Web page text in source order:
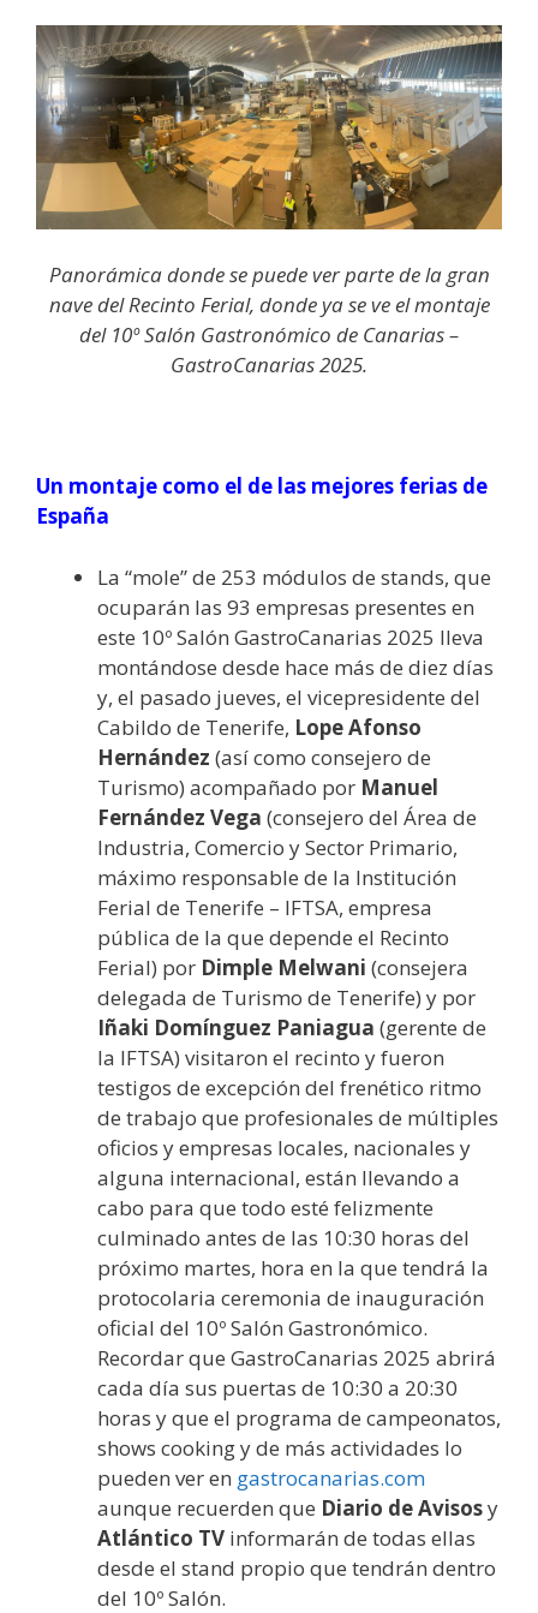
Panorámica donde se puede ver parte de la gran
nave del Recinto Ferial, donde ya se ve el montaje
del 10º Salón Gastronómico de Canarias –
GastroCanarias 2025.
Un montaje como el de las mejores ferias de
España
La “mole” de 253 módulos de stands, que
ocuparán las 93 empresas presentes en
este 10º Salón GastroCanarias 2025 lleva
montándose desde hace más de diez días
y, el pasado jueves, el vicepresidente del
Cabildo de Tenerife, Lope Afonso
Hernández (así como consejero de
Turismo) acompañado por Manuel
Fernández Vega (consejero del Área de
Industria, Comercio y Sector Primario,
máximo responsable de la Institución
Ferial de Tenerife – IFTSA, empresa
pública de la que depende el Recinto
Ferial) por Dimple Melwani (consejera
delegada de Turismo de Tenerife) y por
Iñaki Domínguez Paniagua (gerente de
la IFTSA) visitaron el recinto y fueron
testigos de excepción del frenético ritmo
de trabajo que profesionales de múltiples
oficios y empresas locales, nacionales y
alguna internacional, están llevando a
cabo para que todo esté felizmente
culminado antes de las 10:30 horas del
próximo martes, hora en la que tendrá la
protocolaria ceremonia de inauguración
oficial del 10º Salón Gastronómico.
Recordar que GastroCanarias 2025 abrirá
cada día sus puertas de 10:30 a 20:30
horas y que el programa de campeonatos,
shows cooking y de más actividades lo
pueden ver en gastrocanarias.com
aunque recuerden que Diario de Avisosy
Atlántico TV informarán de todas ellas
desde el stand propio que tendrán dentro
del 10º Salón.